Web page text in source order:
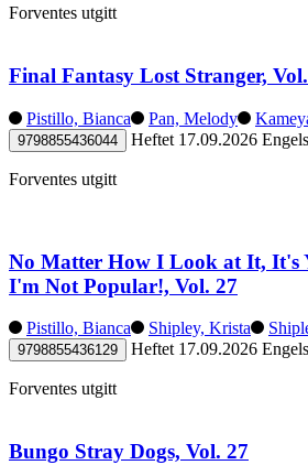
Forventes utgitt
Final Fantasy Lost Stranger,
Pistillo, Bianca Pan, Melody
9798855436044 Heftet 17.09.2026
Forventes utgitt
No Matter How I Look at It, It's
I'm Not Popular!, Vol. 27
Pistillo, Bianca Shipley, Krista
9798855436129 Heftet 17.09.2026
Forventes utgitt
Bungo Stray Dogs, Vol. 27